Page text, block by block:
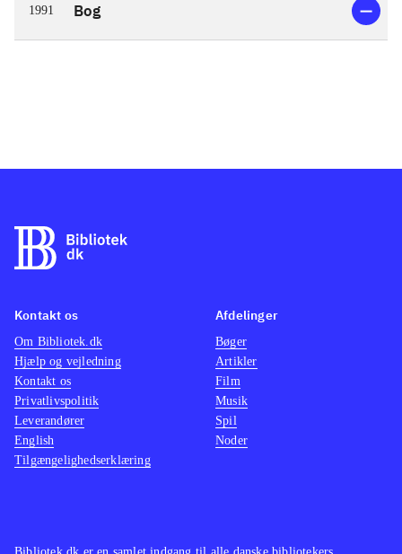
1991 Bog
Kontakt os
Om Bibliotek.dk
Hjælp og vejledning
Kontakt os
Privatlivspolitik
Leverandører
English
Tilgængelighedserklæring
Afdelinger
Bøger
Artikler
Film
Musik
Spil
Noder